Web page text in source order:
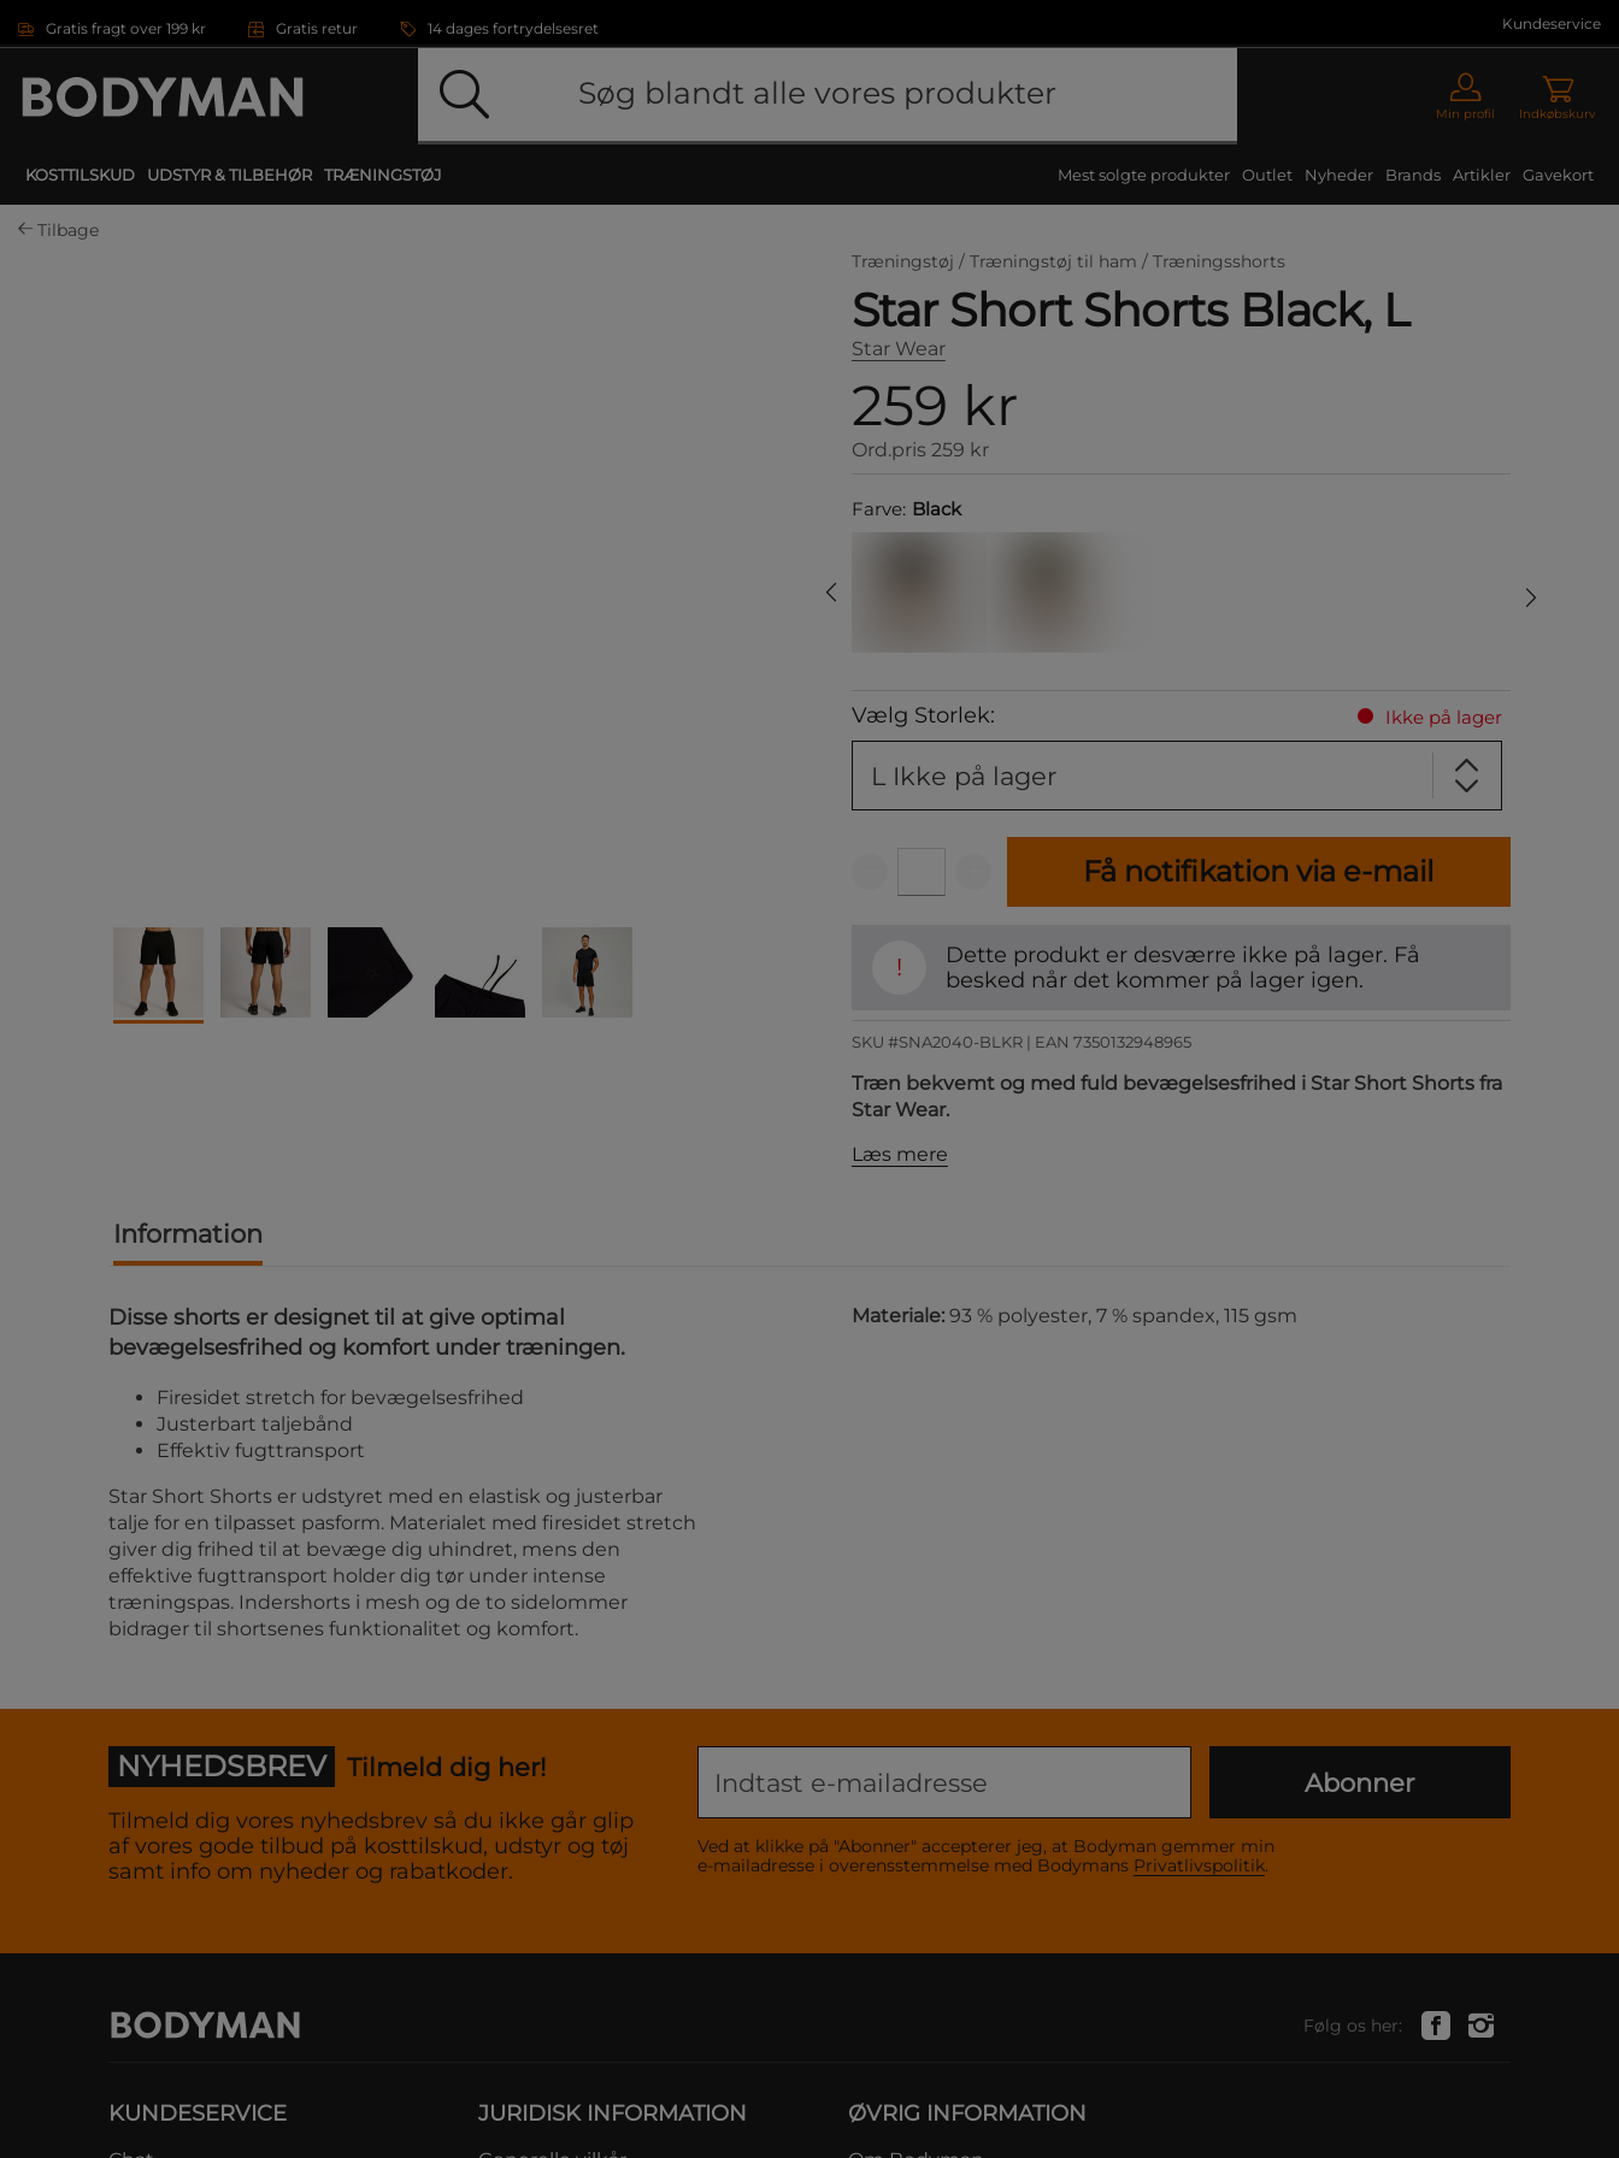
Gratis fragt over 199 kr Gratis retur 14 dages fortrydelsesret Kundeservice
Min profil Indkøbskurv
KOSTTILSKUD UDSTYR & TILBEHØR TRÆNINGSTØJ Mest solgte produkter Outlet Nyheder Brands Artikler Gavekort
Tilbage
Træningstøj / Træningstøj til ham / Træningsshorts
Star Short Shorts Black, L
Star Wear
259 kr
Ord.pris 259 kr
Farve: Black
Vælg Storlek: Ikke på lager
L Ikke på lager
Få notifikation via e-mail
!
Dette produkt er desværre ikke på lager. Få
besked når det kommer på lager igen.
SKU #SNA2040-BLKR | EAN 7350132948965
Træn bekvemt og med fuld bevægelsesfrihed i Star Short Shorts fra
Star Wear.
Læs mere
Information
Disse shorts er designet til at give optimal
bevægelsesfrihed og komfort under træningen.
Firesidet stretch for bevægelsesfrihed
Justerbart taljebånd
Effektiv fugttransport
Star Short Shorts er udstyret med en elastisk og justerbar
talje for en tilpasset pasform. Materialet med firesidet stretch
giver dig frihed til at bevæge dig uhindret, mens den
effektive fugttransport holder dig tør under intense
træningspas. Indershorts i mesh og de to sidelommer
bidrager til shortsenes funktionalitet og komfort.
Materiale:93 % polyester, 7 % spandex, 115 gsm
NYHEDSBREV Tilmeld dig her!
Tilmeld dig vores nyhedsbrev så du ikke går glip
af vores gode tilbud på kosttilskud, udstyr og tøj
samt info om nyheder og rabatkoder.
Ved at klikke på "Abonner" accepterer jeg, at Bodyman gemmer min
e-mailadresse i overensstemmelse med Bodymans Privatlivspolitik.
Abonner
Følg os her:
KUNDESERVICE JURIDISK INFORMATION ØVRIG INFORMATION